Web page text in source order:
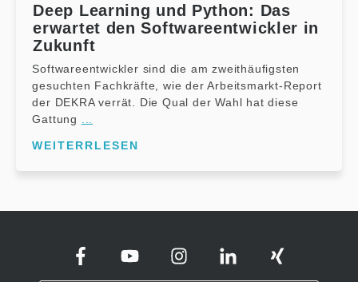
Deep Learning und Python: Das
erwartet den Softwareentwickler in
Zukunft
Softwareentwickler sind die am zweithäufigsten
gesuchten Fachkräfte, wie der Arbeitsmarkt-Report
der DEKRA verrät. Die Qual der Wahl hat diese
Gattung
WEITERRLESEN